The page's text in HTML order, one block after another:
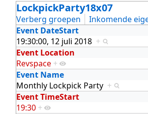
LockpickParty18x07
Verberg groepen
Inkomende
Event DateStart
19:30:00, 12 juli 2018 +
Event Location
Revspace +
Event Name
Monthly Lockpick Party +
Event TimeStart
19:30 +